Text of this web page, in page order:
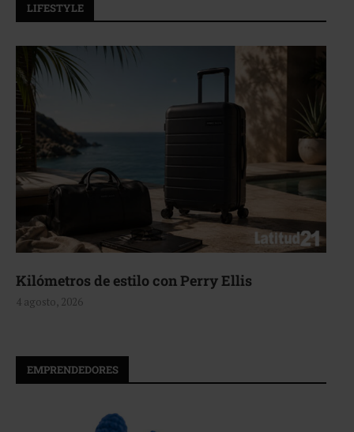
LIFESTYLE
Aerie, texturas que fluyen
4 agosto, 2026
EMPRENDEDORES